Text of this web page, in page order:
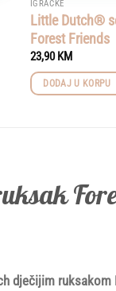
IGRAČKE
Little Dutch®
Forest Friends
23,90KM
DODAJ U KORPU
dječijim ruksakom